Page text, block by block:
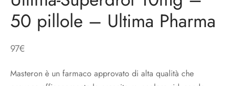
50 pillole – Ultima Pharma
97€
Masteron è un farmaco approvato di alta qualità che